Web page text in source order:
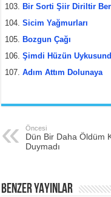
Bir Sorti Şiir Diriltir
Sicim Yağmurları
Bozgun Çağı
Şimdi Hüzün
Adım Attım Dolunaya
Öncesi
Dün Bir Daha Öldüm
Duymadı
BENZER YAYINLAR